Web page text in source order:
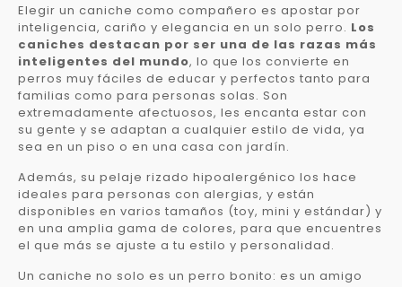
Elegir un caniche como compañero es apostar por
inteligencia, cariño y elegancia en un solo perro. Los
caniches destacan por ser una de las razas más
inteligentes del mundo, lo que los convierte en
perros muy fáciles de educar y perfectos tanto para
familias como para personas solas. Son
extremadamente afectuosos, les encanta estar con
su gente y se adaptan a cualquier estilo de vida, ya
sea en un piso o en una casa con jardín.
Además, su pelaje rizado hipoalergénico los hace
ideales para personas con alergias, y están
disponibles en varios tamaños (toy, mini y estándar) y
en una amplia gama de colores, para que encuentres
el que más se ajuste a tu estilo y personalidad.
Un caniche no solo es un perro bonito: es un amigo